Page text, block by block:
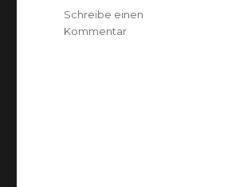
Schreibe einen
Kommentarzu